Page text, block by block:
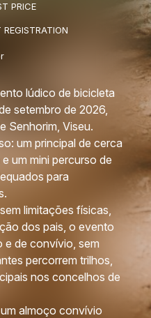
PRICE
REGISTRATION
lúdico de bicicleta
setembro de 2026,
Senhorim, Viseu.
um principal de cerca
um mini percurso de
para
limitações físicas,
dos pais, o evento
e de convívio, sem
percorrem trilhos,
nos concelhos de
almoço convívio